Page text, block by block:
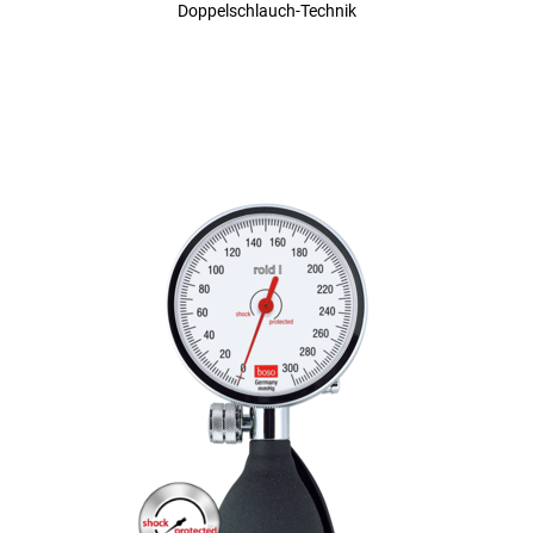
Doppelschlauch-Technik